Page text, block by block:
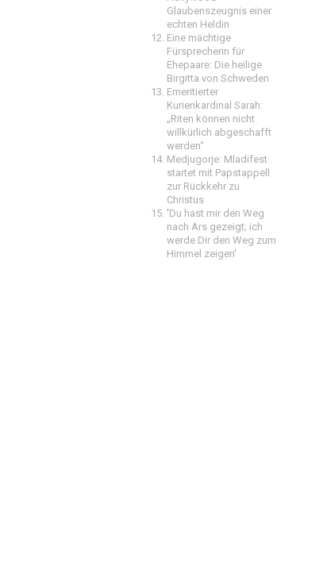
Glaubenszeugnis einer
echten Heldin
Eine mächtige
Fürsprecherin für
Ehepaare: Die heilige
Birgitta von Schweden
Emeritierter
Kurienkardinal Sarah:
„Riten können nicht
willkürlich abgeschafft
werden“
Medjugorje: Mladifest
startet mit Papstappell
zur Rückkehr zu
Christus
'Du hast mir den Weg
nach Ars gezeigt; ich
werde Dir den Weg zum
Himmel zeigen'